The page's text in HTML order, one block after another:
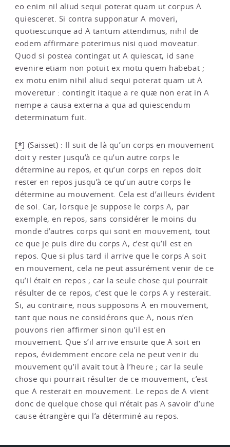
eo enim nil aliud sequi poterat quam ut corpus A
quiesceret. Si contra supponatur A moveri,
quotiescunque ad A tantum attendimus, nihil de
eodem affirmare poterimus nisi quod moveatur.
Quod si postea contingat ut A quiescat, id sane
evenire etiam non potuit ex motu quem habebat ;
ex motu enim nihil aliud sequi poterat quam ut A
moveretur : contingit itaque a re quæ non erat in A
nempe a causa externa a qua ad quiescendum
determinatum fuit.
[*] (Saisset) : Il suit de là qu’un corps en mouvement
doit y rester jusqu’à ce qu’un autre corps le
détermine au repos, et qu’un corps en repos doit
rester en repos jusqu’à ce qu’un autre corps le
détermine au mouvement. Cela est d’ailleurs évident
de soi. Car, lorsque je suppose le corps A, par
exemple, en repos, sans considérer le moins du
monde d’autres corps qui sont en mouvement, tout
ce que je puis dire du corps A, c’est qu’il est en
repos. Que si plus tard il arrive que le corps A soit
en mouvement, cela ne peut assurément venir de ce
qu’il était en repos ; car la seule chose qui pourrait
résulter de ce repos, c’est que le corps A y resterait.
Si, au contraire, nous supposons A en mouvement,
tant que nous ne considérons que A, nous n’en
pouvons rien affirmer sinon qu’il est en
mouvement. Que s’il arrive ensuite que A soit en
repos, évidemment encore cela ne peut venir du
mouvement qu’il avait tout à l’heure ; car la seule
chose qui pourrait résulter de ce mouvement, c’est
que A resterait en mouvement. Le repos de A vient
donc de quelque chose qui n’était pas A savoir d’une
cause étrangère qui l’a déterminé au repos.